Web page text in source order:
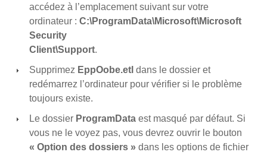
accédez à l’emplacement suivant sur votre
ordinateur : C:\ProgramData\Microsoft\Microsoft
Security
Client\Support.
Supprimez EppOobe.etl dans le dossier et
redémarrez l’ordinateur pour vérifier si le problème
toujours existe.
Le dossier ProgramData est masqué par défaut. Si
vous ne le voyez pas, vous devrez ouvrir le bouton
« Option des dossiers » dans les options de fichier